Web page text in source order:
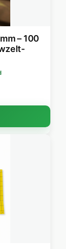
– 100